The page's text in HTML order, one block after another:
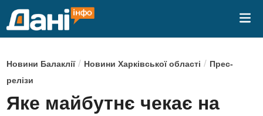
P
o
s
t
Новини Балаклії/ Новини Харківської області / Прес-
релізи
Яке майбутнє чекає на